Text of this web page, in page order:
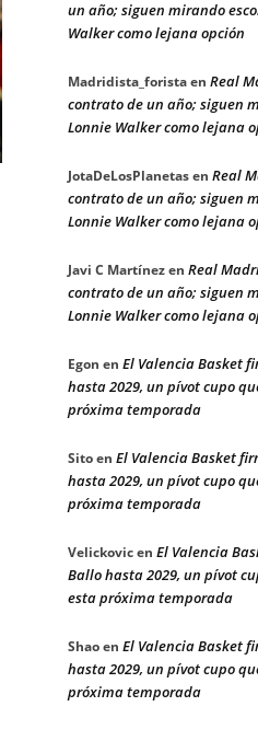
un año; siguen mirando
Walker como lejana opción
Madridista_foristaen Real
contrato de un año; siguen
Lonnie Walker como lejana
JotaDeLosPlanetasen Real
contrato de un año; siguen
Lonnie Walker como lejana
Javi C Martínezen Real
contrato de un año; siguen
Lonnie Walker como lejana
Egon en El Valencia Basket
hasta 2029, un pívot cupo
próxima temporada
Sitoen El Valencia Basket
hasta 2029, un pívot cupo
próxima temporada
Velickovicen El Valencia
Ballo hasta 2029, un pívot
esta próxima temporada
Shaoen El Valencia Basket
hasta 2029, un pívot cupo
próxima temporada